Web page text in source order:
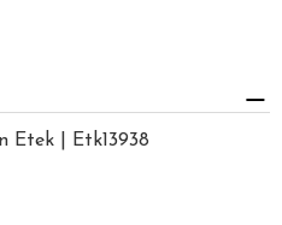
Etek | Etk13938